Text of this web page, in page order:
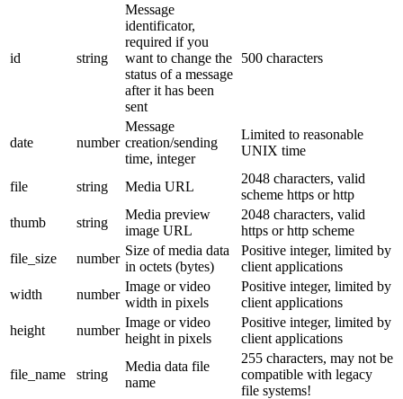
id string
Message
identificator,
required if you
want to change the
status of a message
after it has been
sent
500 characters
date number
Message
creation/sending
time, integer
Limited to reasonable
UNIX time
file string Media URL
2048 characters, valid
scheme https or http
thumb
string
Media preview
image URL
2048 characters, valid
https or http scheme
file_size
number
Size of media data
in octets (bytes)
Positive integer, limited by
client applications
width
number
Image or video
width in pixels
Positive integer, limited by
client applications
height
number
Image or video
height in pixels
Positive integer, limited by
client applications
file_name string
Media data file
name
255 characters, may not be
compatible with legacy
file systems!